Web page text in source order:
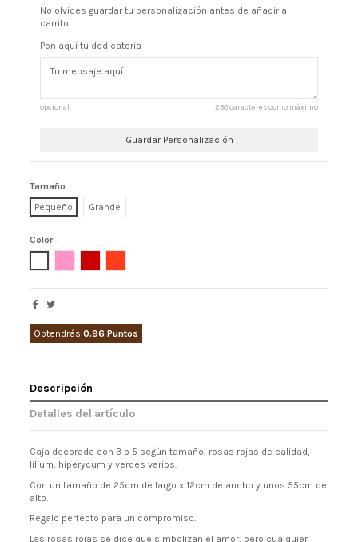
No olvides guardar tu personalización antes de añadir al
carrito
Pon aquí tu dedicatoria
opcional 250 caracteres como máximo
Guardar Personalización
Tamaño
Pequeño
Grande
Color
Obtendrás0.96 Puntos
Descripción
Detalles del artículo
Caja decorada con 3 o 5 según tamaño, rosas rojas de calidad,
lilium, hiperycum y verdes varios.
Con un tamaño de 25cm de largo x 12cm de ancho y unos 55cm de
alto.
Regalo perfecto para un compromiso.
Las rosas rojas se dice que simbolizan el amor, pero cualquier